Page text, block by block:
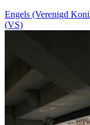
Engels (Verenigd
(VS)